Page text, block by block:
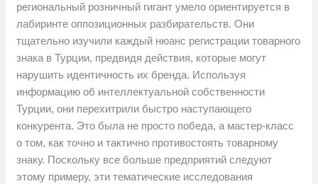
региональный розничный гигант умело ориентируется в
лабиринте оппозиционных разбирательств. Они
тщательно изучили каждый нюанс регистрации товарного
знака в Турции, предвидя действия, которые могут
нарушить идентичность их бренда. Используя
информацию об интеллектуальной собственности
Турции, они перехитрили быстро наступающего
конкурента. Это была не просто победа, а мастер-класс
о том, как точно и тактично противостоять товарному
знаку. Поскольку все больше предприятий следуют
этому примеру, эти тематические исследования